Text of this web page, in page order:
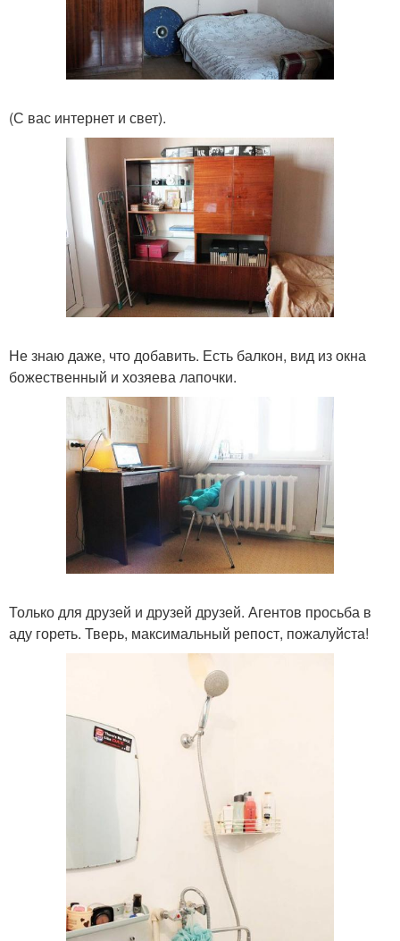
(С вас интернет и свет).
Не знаю даже, что добавить. Есть балкон, вид из окна
божественный и хозяева лапочки.
Только для друзей и друзей друзей. Агентов просьба в
аду гореть. Тверь, максимальный репост, пожалуйста!